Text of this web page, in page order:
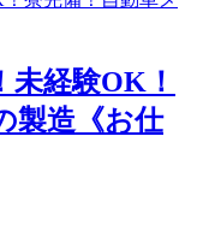
未経験OK！
製造《お仕